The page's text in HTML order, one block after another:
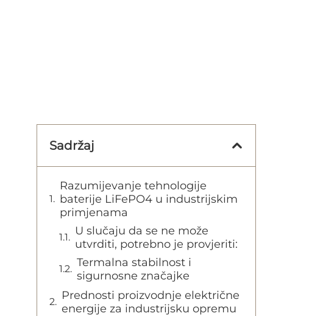
Sadržaj
Razumijevanje tehnologije
baterije LiFePO4 u industrijskim
primjenama
U slučaju da se ne može
utvrditi, potrebno je provjeriti:
Termalna stabilnost i
sigurnosne značajke
Prednosti proizvodnje električne
energije za industrijsku opremu